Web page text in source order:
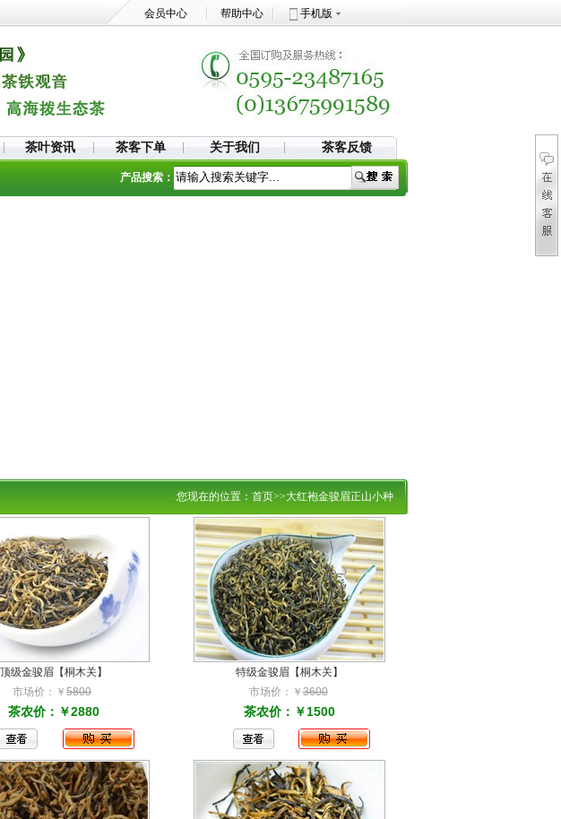
会员中心 帮助中心 手机版
茶叶资讯 茶客下单 关于我们 茶客反馈
产品搜索：
您现在的位置： 首页>>大红袍金骏眉正山小种
顶级金骏眉【桐木关】
市场价：￥ 5800
茶农价：￥2880
特级金骏眉【桐木关】
市场价：￥3600
茶农价：￥1500